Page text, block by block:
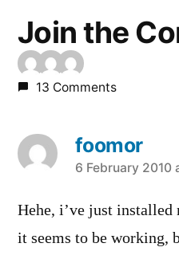
Join the
13 Comments
foomor
says:
6 February 2010
Hehe, i’ve just installed
it seems to be working,